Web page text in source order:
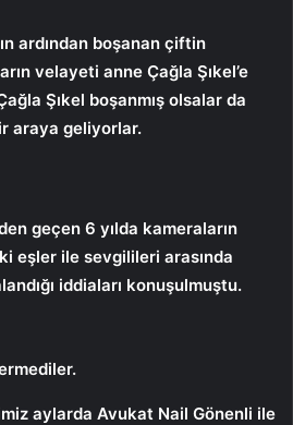
ardından boşanan çiftin
velayeti anne Çağla Şıkel’e
Şıkel boşanmış olsalar da
araya geliyorlar.
geçen 6 yılda kameraların
eşler ile sevgilileri arasında
iddiaları konuşulmuştu.
aylarda Avukat Nail Gönenli ile